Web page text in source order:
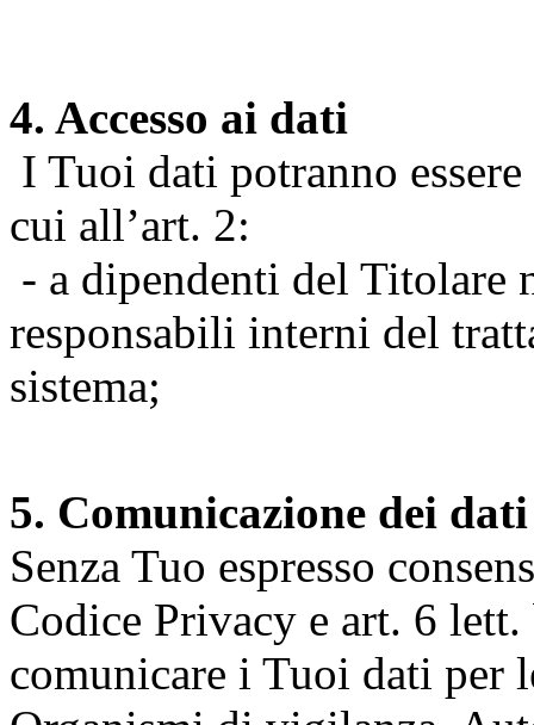
4. Accesso ai dati
I Tuoi dati potranno
cui all’art. 2:
- a dipendenti del Titolare
responsabili interni del
sistema;
5. Comunicazione dei dati
Senza Tuo espresso
Codice Privacy e art. 6
comunicare i Tuoi dati per